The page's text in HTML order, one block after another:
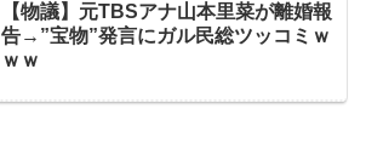
【物議】元TBSアナ山本里菜が離婚報
告→”宝物”発言にガル民総ツッコミｗ
ｗｗ